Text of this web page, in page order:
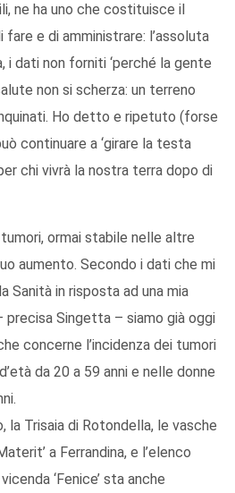
ne ha uno che costituisce il
e di amministrare: l’assoluta
i dati non forniti ‘perché la gente
non si scherza: un terreno
Ho detto e ripetuto (forse
continuare a ‘girare la testa
chi vivrà la nostra terra dopo di
ormai stabile nelle altre
aumento. Secondo i dati che mi
Sanità in risposta ad una mia
Singetta – siamo già oggi
concerne l’incidenza dei tumori
da 20 a 59 anni e nelle donne
la Trisaia di Rotondella, le vasche
a Ferrandina, e l’elenco
‘Fenice’ sta anche